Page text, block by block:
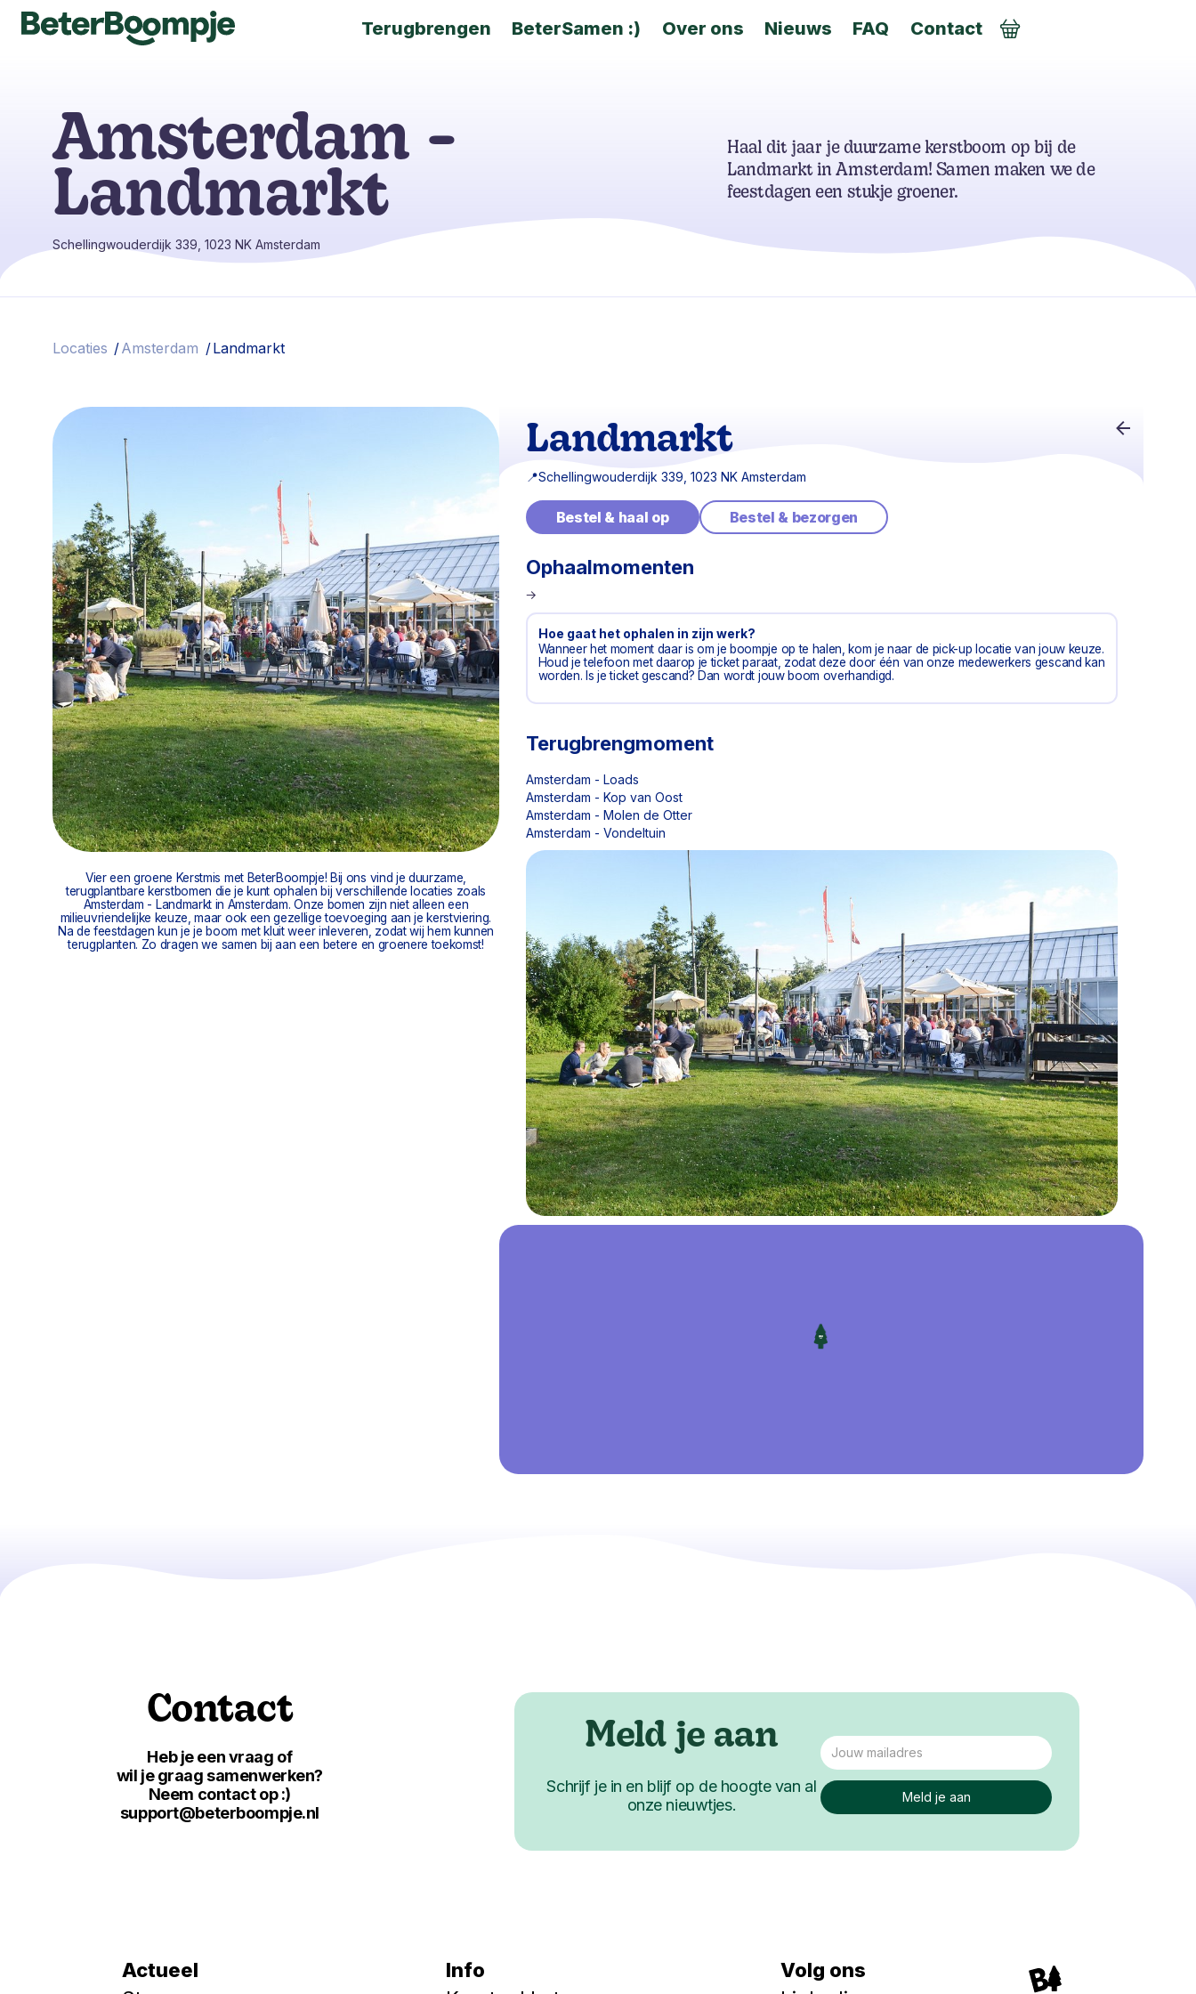
Terugbrengen BeterSamen :) Over ons Nieuws FAQ Contact
Amsterdam -
Landmarkt
Schellingwouderdijk 339, 1023 NK Amsterdam
Haal dit jaar je duurzame kerstboom op bij de
Landmarkt in Amsterdam! Samen maken we de
feestdagen een stukje groener.
Locaties /Amsterdam /Landmarkt
Vier een groene Kerstmis met BeterBoompje! Bij ons vind je duurzame,
terugplantbare kerstbomen die je kunt ophalen bij verschillende locaties zoals
Amsterdam - Landmarkt in Amsterdam. Onze bomen zijn niet alleen een
milieuvriendelijke keuze, maar ook een gezellige toevoeging aan je kerstviering.
Na de feestdagen kun je je boom met kluit weer inleveren, zodat wij hem kunnen
terugplanten. Zo dragen we samen bij aan een betere en groenere toekomst!
Landmarkt
📍Schellingwouderdijk 339, 1023 NK Amsterdam
Bestel & haal op Bestel & bezorgen
Ophaalmomenten
Hoe gaat het ophalen in zijn werk?
Wanneer het moment daar is om je boompje op te halen, kom je naar de pick-up locatie van jouw keuze.
Houd je telefoon met daarop je ticket paraat, zodat deze door één van onze medewerkers gescand kan
worden. Is je ticket gescand? Dan wordt jouw boom overhandigd.
Terugbrengmoment
Amsterdam - Loads
Amsterdam - Kop van Oost
Amsterdam - Molen de Otter
Amsterdam - Vondeltuin
Contact
Heb je een vraag of
wil je graag samenwerken?
Neem contact op :)
support@beterboompje.nl
Meld je aan
Schrijf je in en blijf op de hoogte van al
onze nieuwtjes.
Actueel
Info
Volg ons